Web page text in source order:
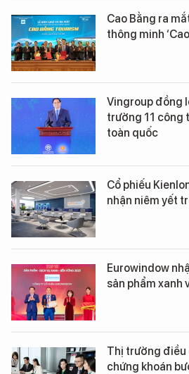
Cao Bằng ra
thông minh
Vingroup đồng
trường 11 công
toàn quốc
Cổ phiếu
nhận niêm yết
Eurowindow
sản phẩm xanh
Thị trường điều
chứng khoán